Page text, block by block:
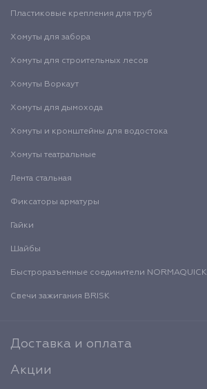
Пластиковые крепления для труб
Хомуты для забора
Хомуты для строительных лесов
Хомуты Воркаут
Хомуты для дымохода
Хомуты и кронштейны для водостока
Хомуты театральные
Лента стальная
Фиксаторы арматуры
Гайки
Шайбы
Быстроразъемные соединители NORMAQUICK
Свечи зажигания BRISK
Доставка и оплата
Акции